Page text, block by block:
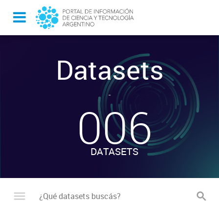
Datasets
-
006
DATASETS